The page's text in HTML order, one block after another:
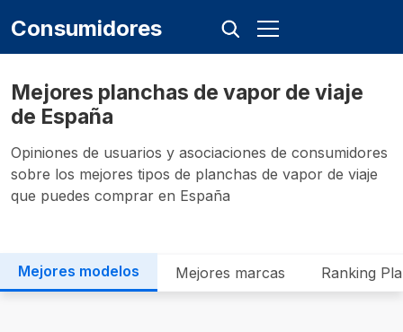
Consumidores
Mejores planchas de vapor de viaje
de España
Opiniones de usuarios y asociaciones de consumidores
sobre los mejores tipos de planchas de vapor de viaje
que puedes comprar en España
Mejores modelos Mejores marcas Ranking